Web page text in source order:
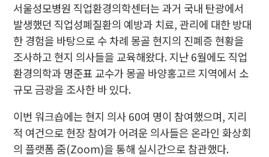
서울성모병원 직업환경의학센터는 과거 국내 탄광에서
발생했던 직업성폐질환의 예방과 치료, 관리에 대한 방대
한 경험을 바탕으로 수 차례 몽골 현지의 진폐증 현황을
조사하고 현지 의사들을 교육해왔다. 지난 6월에도 직업
환경의학과 명준표 교수가 몽골 바양홍고르 지역에서 소
규모 금광을 조사한 바 있다.
이번 워크숍에는 현지 의사 60여 명이 참여했으며, 지리
적 여건으로 현장 참여가 어려운 의사들은 온라인 화상회
의 플랫폼 줌(Zoom)을 통해 실시간으로 참관했다.